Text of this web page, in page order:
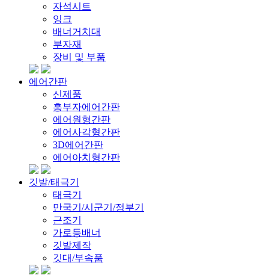
자석시트
잉크
배너거치대
부자재
장비 및 부품
에어간판
신제품
흥부자에어간판
에어원형간판
에어사각형간판
3D에어간판
에어아치형간판
깃발/태극기
태극기
만국기/시군기/정부기
근조기
가로등배너
깃발제작
깃대/부속품